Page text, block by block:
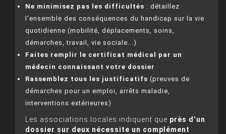
Ne minimisez pas les difficultés : détaillez
l’ensemble des conséquences du handicap sur la vie
quotidienne (mobilité, déplacements, soins,
démarches, travail, vie sociale...)
Faites remplir le certificat médical par un
médecin connaissant votre dossier
Rassemblez tous les justificatifs (preuves de
démarches pour un emploi, arrêts maladie,
interventions extérieures)
Les associations locales indiquent que près d’un
dossier sur deux nécessite un complément